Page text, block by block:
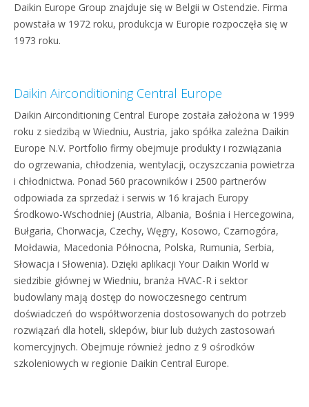
Daikin Europe Group znajduje się w Belgii w Ostendzie. Firma
powstała w 1972 roku, produkcja w Europie rozpoczęła się w
1973 roku.
Daikin Airconditioning Central Europe
Daikin Airconditioning Central Europe została założona w 1999
roku z siedzibą w Wiedniu, Austria, jako spółka zależna Daikin
Europe N.V. Portfolio firmy obejmuje produkty i rozwiązania
do ogrzewania, chłodzenia, wentylacji, oczyszczania powietrza
i chłodnictwa. Ponad 560 pracowników i 2500 partnerów
odpowiada za sprzedaż i serwis w 16 krajach Europy
Środkowo-Wschodniej (Austria, Albania, Bośnia i Hercegowina,
Bułgaria, Chorwacja, Czechy, Węgry, Kosowo, Czarnogóra,
Mołdawia, Macedonia Północna, Polska, Rumunia, Serbia,
Słowacja i Słowenia). Dzięki aplikacji Your Daikin World w
siedzibie głównej w Wiedniu, branża HVAC-R i sektor
budowlany mają dostęp do nowoczesnego centrum
doświadczeń do współtworzenia dostosowanych do potrzeb
rozwiązań dla hoteli, sklepów, biur lub dużych zastosowań
komercyjnych. Obejmuje również jedno z 9 ośrodków
szkoleniowych w regionie Daikin Central Europe.